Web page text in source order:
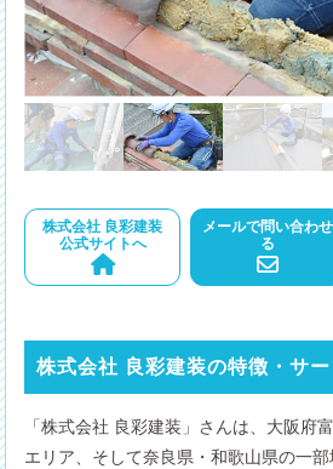
株式会社 良彩建装
公式サイトへ
メールで問い合わせ
る
株式会社 良彩建装の特徴・サ
「株式会社 良彩建装」さんは、大阪府
エリア、そして奈良県・和歌山県の一